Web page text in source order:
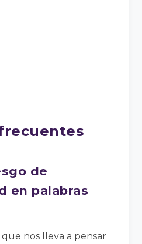
de
en palabras
nos lleva a pensar